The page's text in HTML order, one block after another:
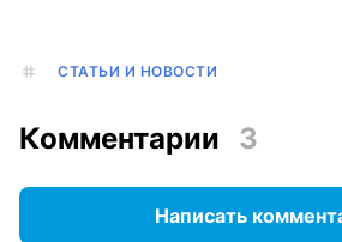
СТАТЬИ И НОВОСТИ
Комментарии 3
Написать